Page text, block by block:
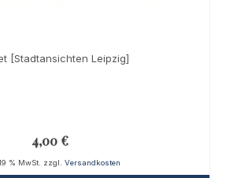
[Stadtansichten Leipzig]
4,00 €
% MwSt. zzgl. Versandkosten